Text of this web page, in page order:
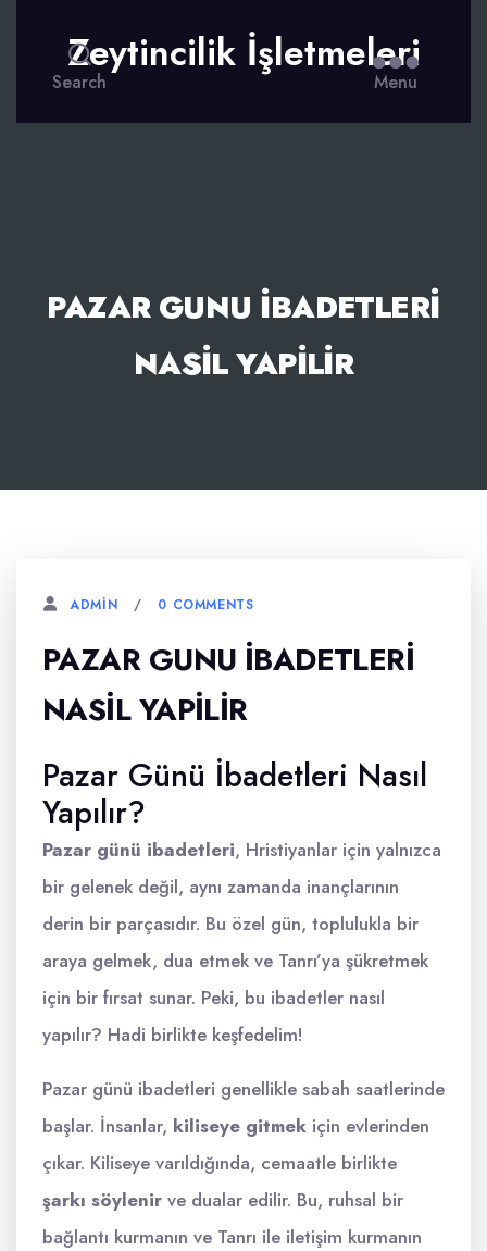
Search
Zeytincilik İşletmeleri
Menu
PAZAR GUNU İBADETLERI
NASIL YAPILIR
ADMIN 0 COMMENTS
PAZAR GUNU İBADETLERI
NASIL YAPILIR
Pazar Günü İbadetleri Nasıl
Yapılır?
Pazar günü ibadetleri, Hristiyanlar için yalnızca
bir gelenek değil, aynı zamanda inançlarının
derin bir parçasıdır. Bu özel gün, toplulukla bir
araya gelmek, dua etmek ve Tanrı’ya şükretmek
için bir fırsat sunar. Peki, bu ibadetler nasıl
yapılır? Hadi birlikte keşfedelim!
Pazar günü ibadetleri genellikle sabah saatlerinde
başlar. İnsanlar, kiliseye gitmek için evlerinden
çıkar. Kiliseye varıldığında, cemaatle birlikte
şarkı söylenir ve dualar edilir. Bu, ruhsal bir
bağlantı kurmanın ve Tanrı ile iletişim kurmanın